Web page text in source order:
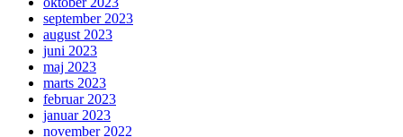
september 2023
august 2023
juni 2023
maj 2023
marts 2023
februar 2023
januar 2023
november 2022